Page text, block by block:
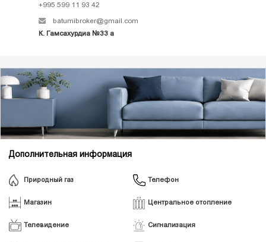
+995 599 11 93 42
batumibroker@gmail.com
К. Гамсахурдиа №33 а
Дополнительная информация
Природный газ Телефон
Магазин Центральное отопление
Телевидение Сигнализация